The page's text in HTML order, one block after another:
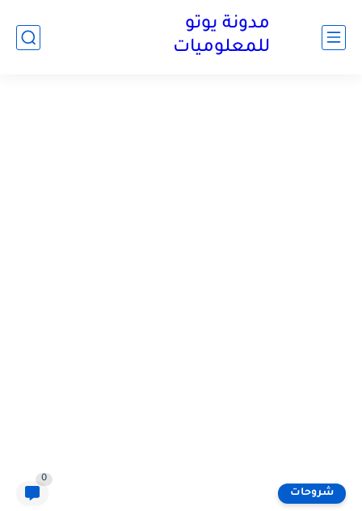
مدونة يوتو
للمعلوميات
شروحات
0